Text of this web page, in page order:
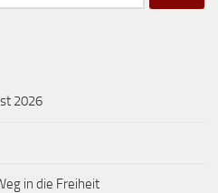
2026
in die Freiheit